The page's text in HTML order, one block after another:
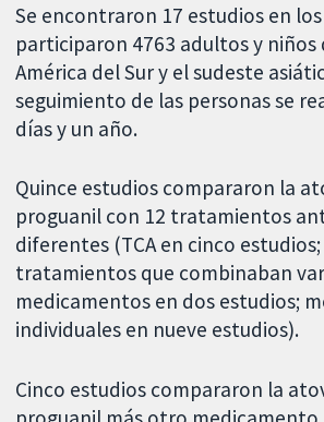
Se encontraron 17 estudios en
participaron 4763 adultos y niños
América del Sur y el sudeste
seguimiento de las personas se
días y un año.
Quince estudios compararon la
proguanil con 12 tratamientos
diferentes (TCA en cinco
tratamientos que combinaban
medicamentos en dos estudios;
individuales en nueve estudios).
Cinco estudios compararon la